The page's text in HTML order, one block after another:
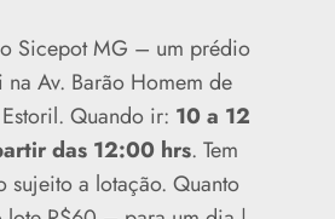
Sicepot MG – um prédio
na Av. Barão Homem de
Quando ir: 10 a 12
das 12:00 hrs. Tem
sujeito a lotação. Quanto